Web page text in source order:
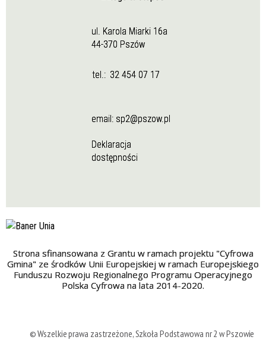
ul. Karola Miarki 16a
44-370 Pszów
tel.: 32 454 07 17
email: sp2@pszow.pl
Deklaracja
dostępności
Strona sfinansowana z Grantu w ramach projektu "Cyfrowa
Gmina" ze środków Unii Europejskiej w ramach Europejskiego
Funduszu Rozwoju Regionalnego Programu Operacyjnego
Polska Cyfrowa na lata 2014-2020.
© Wszelkie prawa zastrzeżone, Szkoła Podstawowa nr 2 w Pszowie